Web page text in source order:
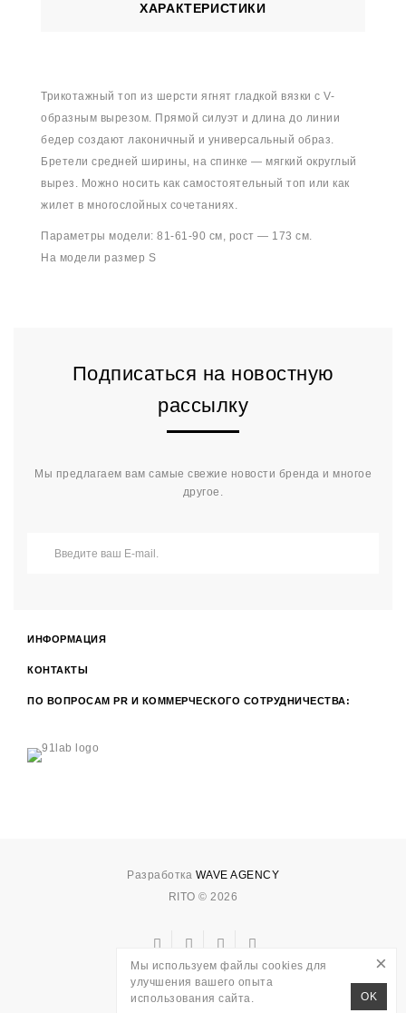
ХАРАКТЕРИСТИКИ
Трикотажный топ из шерсти ягнят гладкой вязки с V-
образным вырезом. Прямой силуэт и длина до линии
бедер создают лаконичный и универсальный образ.
Бретели средней ширины, на спинке — мягкий округлый
вырез. Можно носить как самостоятельный топ или как
жилет в многослойных сочетаниях.
Параметры модели: 81-61-90 см, рост — 173 см.
На модели размер S
Подписаться на новостную
рассылку
Мы предлагаем вам самые свежие новости бренда и многое
другое.
ИНФОРМАЦИЯ
КОНТАКТЫ
ПО ВОПРОСАМ PR И КОММЕРЧЕСКОГО СОТРУДНИЧЕСТВА:
Разработка WAVE AGENCY
RITO © 2026
Мы используем файлы cookies для
улучшения вашего опыта
использования сайта.
OK
×